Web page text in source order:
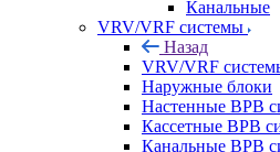
Канальные
VRV/VRF системы
Назад
VRV/VRF
Наружные блоки
Настенные ВРВ
Кассетные ВРВ
Канальные ВРВ